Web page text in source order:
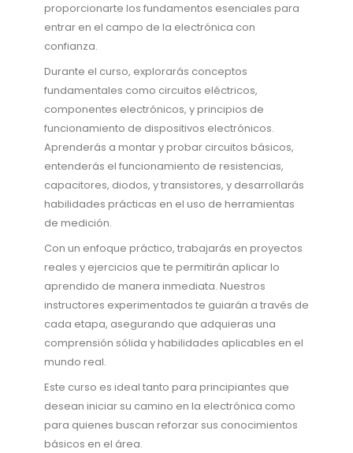
proporcionarte los fundamentos esenciales para
entrar en el campo de la electrónica con
confianza.
Durante el curso, explorarás conceptos
fundamentales como circuitos eléctricos,
componentes electrónicos, y principios de
funcionamiento de dispositivos electrónicos.
Aprenderás a montar y probar circuitos básicos,
entenderás el funcionamiento de resistencias,
capacitores, diodos, y transistores, y desarrollarás
habilidades prácticas en el uso de herramientas
de medición.
Con un enfoque práctico, trabajarás en proyectos
reales y ejercicios que te permitirán aplicar lo
aprendido de manera inmediata. Nuestros
instructores experimentados te guiarán a través de
cada etapa, asegurando que adquieras una
comprensión sólida y habilidades aplicables en el
mundo real.
Este curso es ideal tanto para principiantes que
desean iniciar su camino en la electrónica como
para quienes buscan reforzar sus conocimientos
básicos en el área.